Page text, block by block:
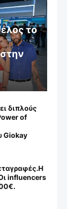
το
διπλούς
of
Giokay
influencers